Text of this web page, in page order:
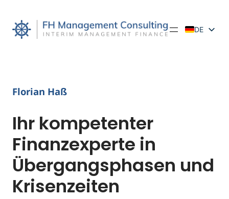
DE
Florian Haß
Ihr kompetenter
Finanzexperte in
Übergangsphasen und
Krisenzeiten